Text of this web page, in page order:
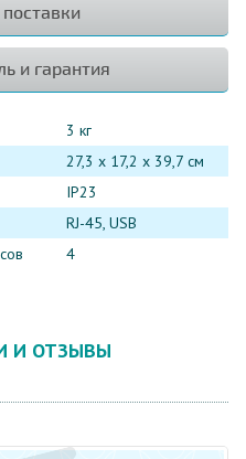
и гарантия
3 кг
27,3 х 17,2 х 39,7 cм
IP23
RJ-45, USB
4
И ОТЗЫВЫ